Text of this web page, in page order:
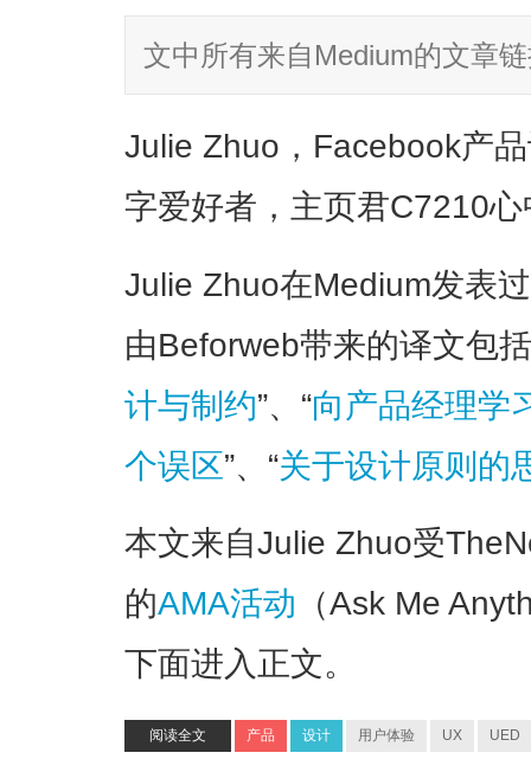
文中所有来自Medium的文章
Julie Zhuo，Facebook产
字爱好者，主页君C7210
Julie Zhuo在Medium发表过
由Beforweb带来的译文包
计与制约”、“向产品经理学
个误区”、“关于设计原则的
本文来自Julie Zhuo受
的AMA活动 （Ask Me
下面进入正文。
阅读全文 产品 设计 用户体验 UX UED